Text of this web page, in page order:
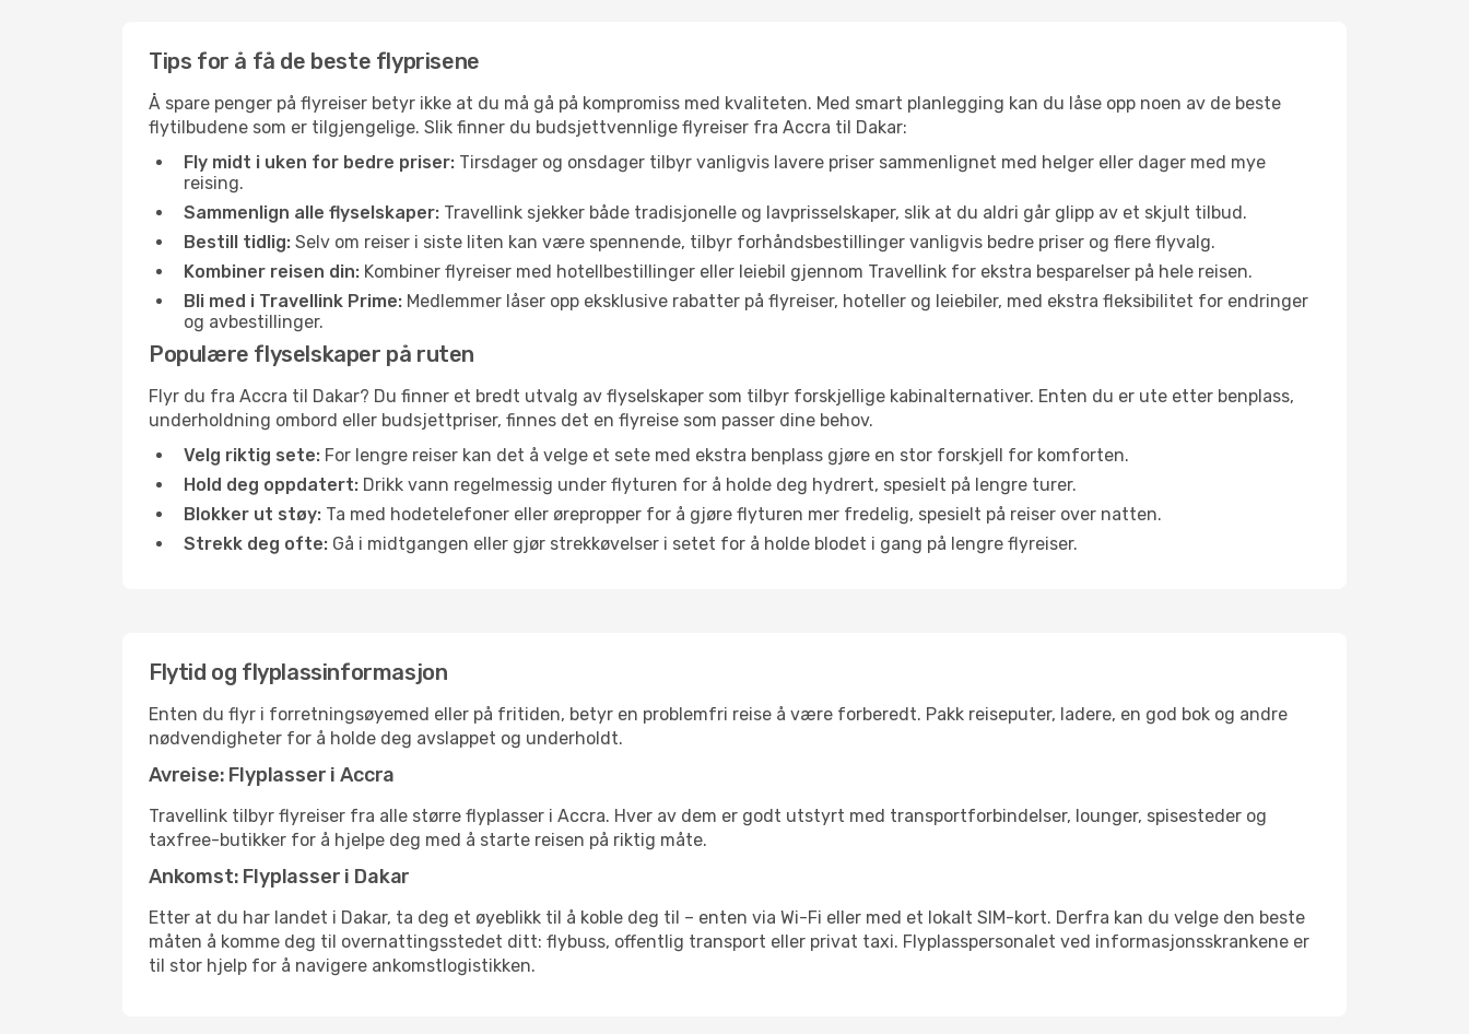
Tips for å få de beste flyprisene
Å spare penger på flyreiser betyr ikke at du må gå på kompromiss med kvaliteten. Med smart planlegging kan du låse opp noen av de beste
flytilbudene som er tilgjengelige. Slik finner du budsjettvennlige flyreiser fra Accra til Dakar:
Fly midt i uken for bedre priser: Tirsdager og onsdager tilbyr vanligvis lavere priser sammenlignet med helger eller dager med mye
reising.
Sammenlign alle flyselskaper: Travellink sjekker både tradisjonelle og lavprisselskaper, slik at du aldri går glipp av et skjult tilbud.
Bestill tidlig: Selv om reiser i siste liten kan være spennende, tilbyr forhåndsbestillinger vanligvis bedre priser og flere flyvalg.
Kombiner reisen din: Kombiner flyreiser med hotellbestillinger eller leiebil gjennom Travellink for ekstra besparelser på hele reisen.
Bli med i Travellink Prime: Medlemmer låser opp eksklusive rabatter på flyreiser, hoteller og leiebiler, med ekstra fleksibilitet for endringer
og avbestillinger.
Populære flyselskaper på ruten
Flyr du fra Accra til Dakar? Du finner et bredt utvalg av flyselskaper som tilbyr forskjellige kabinalternativer. Enten du er ute etter benplass,
underholdning ombord eller budsjettpriser, finnes det en flyreise som passer dine behov.
Velg riktig sete: For lengre reiser kan det å velge et sete med ekstra benplass gjøre en stor forskjell for komforten.
Hold deg oppdatert: Drikk vann regelmessig under flyturen for å holde deg hydrert, spesielt på lengre turer.
Blokker ut støy: Ta med hodetelefoner eller ørepropper for å gjøre flyturen mer fredelig, spesielt på reiser over natten.
Strekk deg ofte: Gå i midtgangen eller gjør strekkøvelser i setet for å holde blodet i gang på lengre flyreiser.
Flytid og flyplassinformasjon
Enten du flyr i forretningsøyemed eller på fritiden, betyr en problemfri reise å være forberedt. Pakk reiseputer, ladere, en god bok og andre
nødvendigheter for å holde deg avslappet og underholdt.
Avreise: Flyplasser i Accra
Travellink tilbyr flyreiser fra alle større flyplasser i Accra. Hver av dem er godt utstyrt med transportforbindelser, lounger, spisesteder og
taxfree-butikker for å hjelpe deg med å starte reisen på riktig måte.
Ankomst: Flyplasser i Dakar
Etter at du har landet i Dakar, ta deg et øyeblikk til å koble deg til – enten via Wi-Fi eller med et lokalt SIM-kort. Derfra kan du velge den beste
måten å komme deg til overnattingsstedet ditt: flybuss, offentlig transport eller privat taxi. Flyplasspersonalet ved informasjonsskrankene er
til stor hjelp for å navigere ankomstlogistikken.